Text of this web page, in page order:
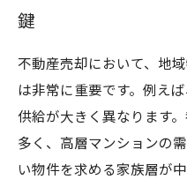
鍵
不動産売却において、地
は非常に重要です。例え
供給が大きく異なります
多く、高層マンションの
い物件を求める家族層が